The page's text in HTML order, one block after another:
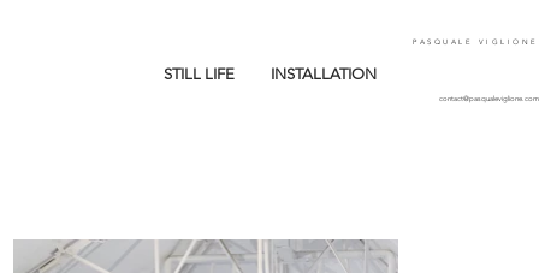
contact@pasqualeviglione.com
PASQUALE VIGLIONE
STILL LIFE INSTALLATION